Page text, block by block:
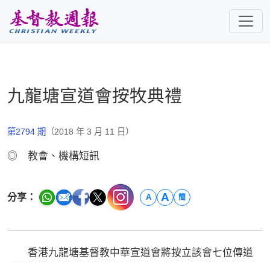
九龍塘宣道會按牧典禮
第2794 期 （2018 年 3 月 11 日）
◎ 教會、機構短訊
分享： A A 簡
香港九龍塘基督教中華宣道會將按立該會七位傳道